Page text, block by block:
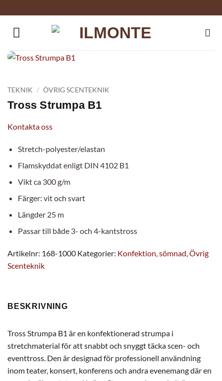
to
content
TEKNIK / ÖVRIG SCENTEKNIK
Tross Strumpa B1
Kontakta oss
Stretch-polyester/elastan
Flamskyddat enligt DIN 4102 B1
Vikt ca 300 g/m
Färger: vit och svart
Längder 25 m
Passar till både 3- och 4-kantstross
Artikelnr: 168-1000 Kategorier: Konfektion, sömnad,Övrig
Scenteknik
BESKRIVNING
Tross Strumpa B1 är en konfektionerad strumpa i
stretchmaterial för att snabbt och snyggt täcka scen- och
eventtross. Den är designad för professionell användning
inom teater, konsert, konferens och andra evenemang där en